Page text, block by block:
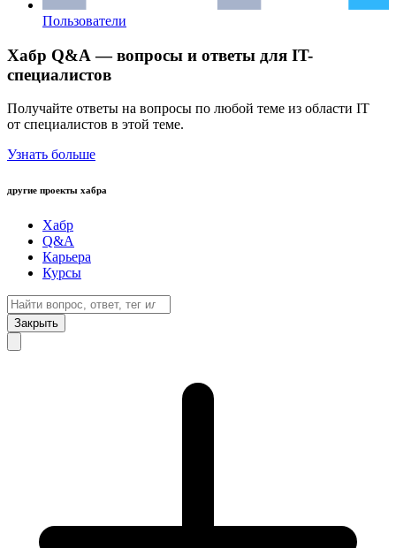
Пользователи
Хабр Q&A — вопросы и ответы для IT-
специалистов
Получайте ответы на вопросы по любой теме из области IT
от специалистов в этой теме.
Узнать больше
другие проекты хабра
Хабр
Q&A
Карьера
Курсы
Закрыть